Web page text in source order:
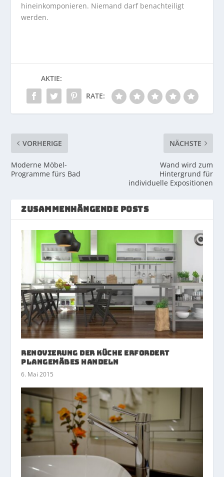
hineinkomponieren. Niemand darf benachteiligt
werden.
AKTIE:
RATE:
VORHERIGE
Moderne Möbel-
Programme fürs Bad
NÄCHSTE
Wand wird zum
Hintergrund für
individuelle Expositionen
ZUSAMMENHÄNGENDE POSTS
Renovierung der Küche erfordert
plangemäßes Handeln
6. Mai 2015